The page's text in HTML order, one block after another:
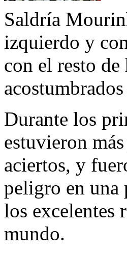
Saldría
izquierdo y
con el resto
Durante los
estuvieron
aciertos, y
peligro en una
los excelentes
mundo.